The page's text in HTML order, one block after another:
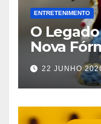
ENTRETENIMENTO
O
Nova
22 JUNHO